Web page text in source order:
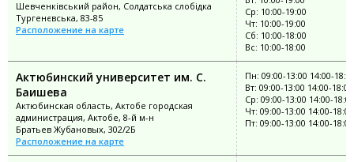
Шевченківський район, Солдатська слобідка
Тургенєвська, 83-85
Расположение на карте
Ср: 10:00-19:00
Чт: 10:00-19:00
Сб: 10:00-18:00
Вс: 10:00-18:00
Актюбинский университет им. С.
Баишева
Актюбинская область, Актобе городская
администрация, Актобе, 8-й м-н
Братьев Жубановых, 302/2Б
Расположение на карте
Пн: 09:00-13:00 14:00-
Вт: 09:00-13:00 14:00-18:00
Ср: 09:00-13:00 14:00-18:00
Чт: 09:00-13:00 14:00-18:00
Пт: 09:00-13:00 14:00-18:00